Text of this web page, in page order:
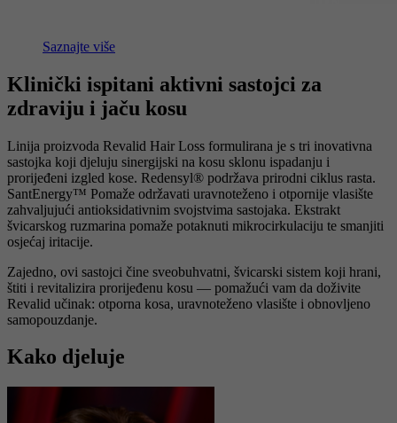
Saznajte više
Klinički ispitani aktivni sastojci za
zdraviju i jaču kosu
Linija proizvoda Revalid Hair Loss formulirana je s tri inovativna
sastojka koji djeluju sinergijski na kosu sklonu ispadanju i
prorijeđeni izgled kose. Redensyl® podržava prirodni ciklus rasta.
SantEnergy™ Pomaže održavati uravnoteženo i otpornije vlasište
zahvaljujući antioksidativnim svojstvima sastojaka. Ekstrakt
švicarskog ruzmarina pomaže potaknuti mikrocirkulaciju te smanjiti
osjećaj iritacije.
Zajedno, ovi sastojci čine sveobuhvatni, švicarski sistem koji hrani,
štiti i revitalizira prorijeđenu kosu — pomažući vam da doživite
Revalid učinak: otporna kosa, uravnoteženo vlasište i obnovljeno
samopouzdanje.
Kako djeluje